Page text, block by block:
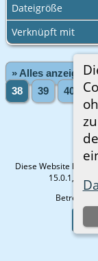
Dateigröße
Verknüpft mit
» Alles anzeigen
38
39 40
Diese Website läuft
15.0.1,
Betreut von